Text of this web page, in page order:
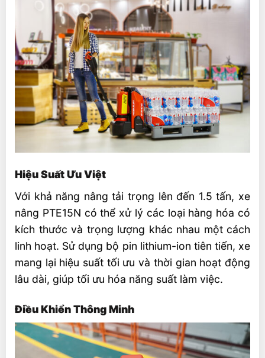
Hiệu Suất Ưu Việt
Với khả năng nâng tải trọng lên đến 1.5 tấn, xe
nâng PTE15N có thể xử lý các loại hàng hóa có
kích thước và trọng lượng khác nhau một cách
linh hoạt. Sử dụng bộ pin lithium-ion tiên tiến, xe
mang lại hiệu suất tối ưu và thời gian hoạt động
lâu dài, giúp tối ưu hóa năng suất làm việc.
Điều Khiển Thông Minh